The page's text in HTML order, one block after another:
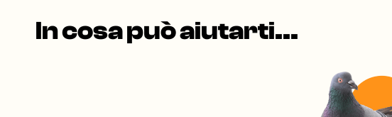
In cosa può aiutarti...